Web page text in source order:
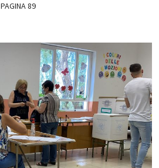
PAGINA 89